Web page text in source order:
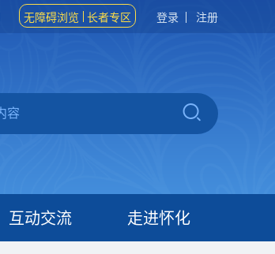
无障碍浏览 长者专区 登录 注册
互动交流 走进怀化